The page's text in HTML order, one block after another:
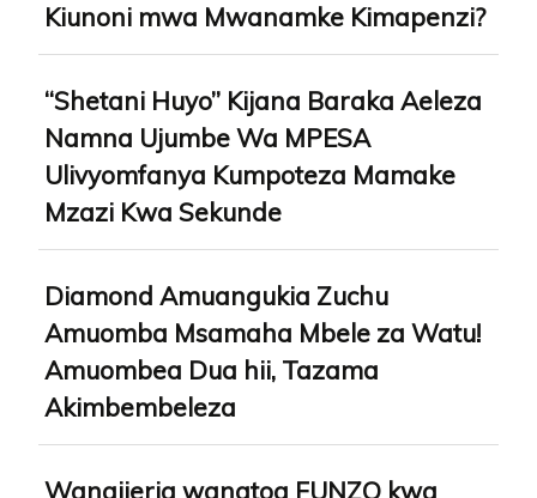
Kiunoni mwa Mwanamke Kimapenzi?
“Shetani Huyo” Kijana Baraka Aeleza
Namna Ujumbe Wa MPESA
Ulivyomfanya Kumpoteza Mamake
Mzazi Kwa Sekunde
Diamond Amuangukia Zuchu
Amuomba Msamaha Mbele za Watu!
Amuombea Dua hii, Tazama
Akimbembeleza
Wanaijeria wanatoa FUNZO kwa